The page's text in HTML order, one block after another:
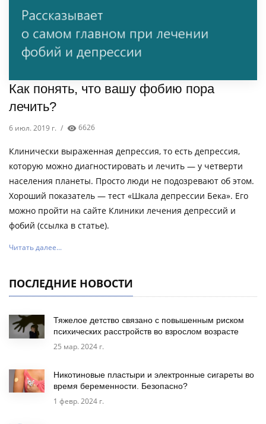
Как понять, что вашу фобию пора
лечить?
6 июл. 2019 г. / 6626
Клинически выраженная депрессия, то есть депрессия,
которую можно диагностировать и лечить — у четверти
населения планеты. Просто люди не подозревают об этом.
Хороший показатель — тест «Шкала депрессии Бека». Его
можно пройти на сайте Клиники лечения депрессий и
фобий (ссылка в статье).
Читать далее...
ПОСЛЕДНИЕ НОВОСТИ
Тяжелое детство связано с повышенным риском
психических расстройств во взрослом возрасте
25 мар. 2024 г.
Никотиновые пластыри и электронные сигареты во
время беременности. Безопасно?
1 февр. 2024 г.